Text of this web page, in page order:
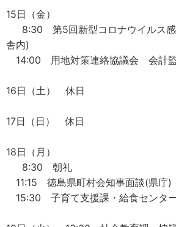
15日（金）
8:30 第5回新型コロナウイルス感
舎内)
14:00 用地対策連絡協議会 会計
16日（土） 休日
17日（日） 休日
18日（月）
8:30 朝礼
11:15 徳島県町村会知事面談(県庁)
15:30 子育て支援課・給食センタ